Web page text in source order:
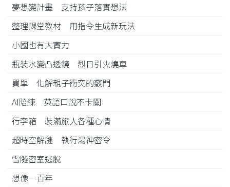
夢想變計畫 支持孩子落實想法
整理課堂教材 用指令生成新玩法
小國也有大實力
瓶裝水變凸透鏡 烈日引火燒車
買單 化解親子衝突的竅門
AI陪練 英語口說不卡關
行李箱 裝滿旅人各種心情
超時空解謎 執行湯神密令
雪隧密室逃脫
想像一百年